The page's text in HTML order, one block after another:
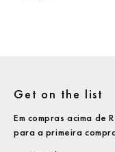
Get on the list
Em compras acima de
para a primeira